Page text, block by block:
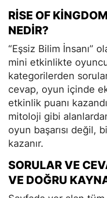
RISE OF
NEDIR?
“Eşsiz Bilim İnsanı”
mini etkinlikte
kategorilerden
cevap, oyun içinde
etkinlik puanı
mitoloji gibi
oyun başarısı değil,
kazanır.
SORULAR VE
VE DOĞRU